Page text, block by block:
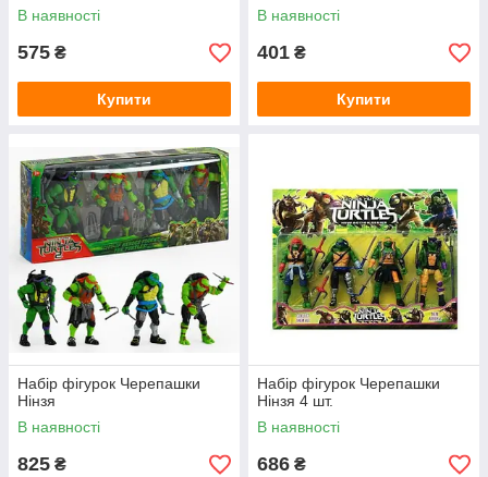
В наявності
575 ₴
Купити
В наявності
401 ₴
Купити
Набір фігурок Черепашки
Нінзя
В наявності
825 ₴
Набір фігурок Черепашки
Нінзя 4 шт.
В наявності
686 ₴